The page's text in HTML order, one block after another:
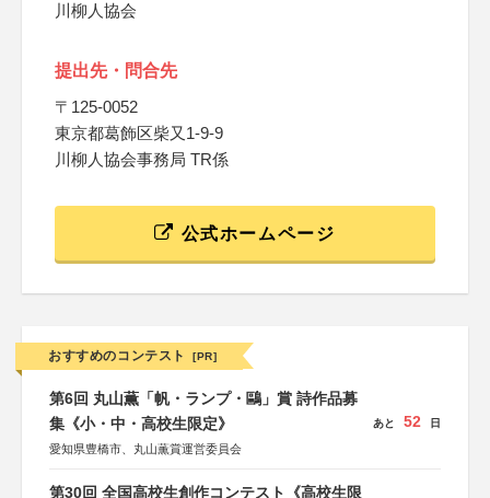
川柳人協会
提出先・問合先
〒125-0052
東京都葛飾区柴又1-9-9
川柳人協会事務局 TR係
公式ホームページ
おすすめのコンテスト [PR]
第6回 丸山薫「帆・ランプ・鷗」賞 詩作品募
集《小・中・高校生限定》
愛知県豊橋市、丸山薫賞運営委員会
あと 52 日
第30回 全国高校生創作コンテスト《高校生限